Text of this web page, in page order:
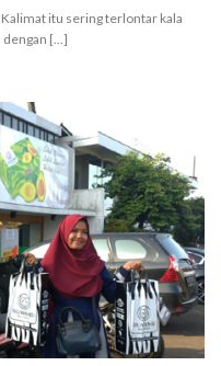
Kalimat itu sering terlontar kala
[...]